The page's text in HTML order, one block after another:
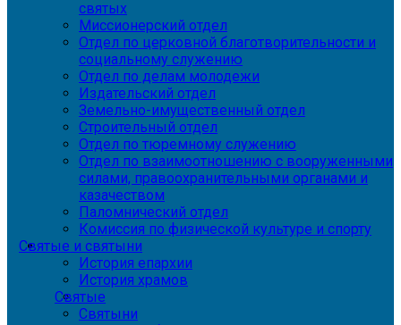
святых
Миссионерский отдел
Отдел по церковной благотворительности и
социальному служению
Отдел по делам молодежи
Издательский отдел
Земельно-имущественный отдел
Строительный отдел
Отдел по тюремному служению
Отдел по взаимоотношению с вооруженными
силами, правоохранительными органами и
казачеством
Паломнический отдел
Комиссия по физической культуре и спорту
Святые и святыни
История епархии
История храмов
Святые
Святыни